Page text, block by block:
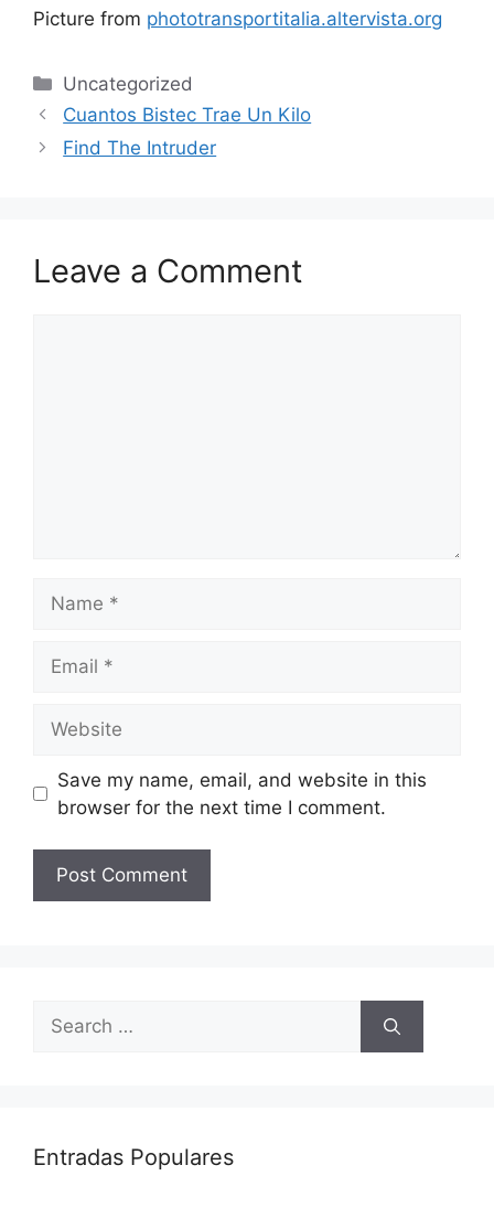
Picture from phototransportitalia.altervista.org
Categories
Uncategorized
Cuantos Bistec Trae Un Kilo
Find The Intruder
Leave a Comment
Save my name, email, and website in this
browser for the next time I comment.
Search
for:
Entradas Populares